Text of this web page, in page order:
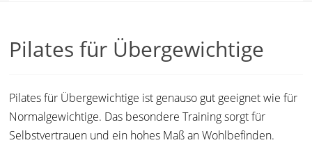
Pilates für Übergewichtige
Pilates für Übergewichtige ist genauso gut geeignet wie für
Normalgewichtige. Das besondere Training sorgt für
Selbstvertrauen und ein hohes Maß an Wohlbefinden.